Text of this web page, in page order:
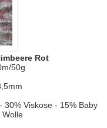
Rot
50g
30% Viskose - 15% Baby
Wolle